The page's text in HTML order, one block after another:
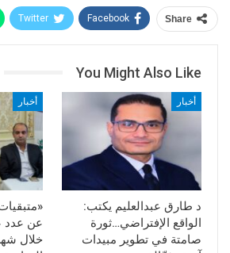
Share
Facebook
Twitter
You Might Also Like
أخبار
د طارق عبدالعليم يكتب:
الواقع الإفتراضي…ثورة
صامتة في تطوير مبيدات
أخبار
عن عدد
خلال